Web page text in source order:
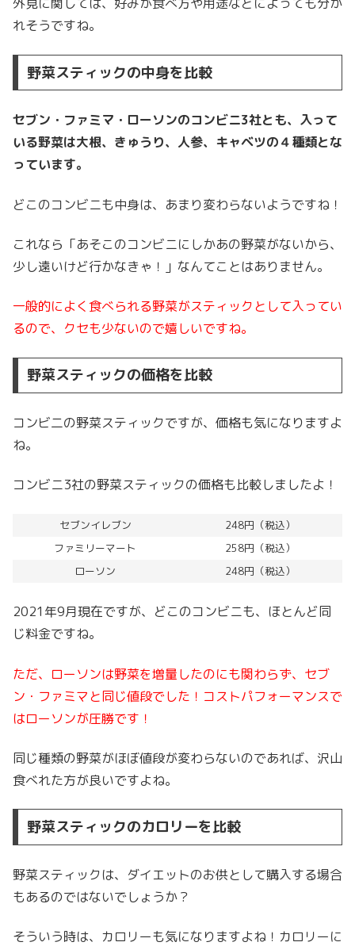
外見に関しては、好みが食べ方や用途などによっても分か
れそうですね。
野菜スティックの中身を比較
セブン・ファミマ・ローソンのコンビニ3社とも、入って
いる野菜は大根、きゅうり、人参、キャベツの４種類とな
っています。
どこのコンビニも中身は、あまり変わらないようですね！
これなら「あそこのコンビニにしかあの野菜がないから、
少し遠いけど行かなきゃ！」なんてことはありません。
一般的によく食べられる野菜がスティックとして入ってい
るので、クセも少ないので嬉しいですね。
野菜スティックの価格を比較
コンビ二の野菜スティックですが、価格も気になりますよ
ね。
コンビニ3社の野菜スティックの価格も比較しましたよ！
セブンイレブン
248円（税込）
ファミリーマート
258円（税込）
ローソン
248円（税込）
2021年9月現在ですが、どこのコンビニも、ほとんど同
じ料金ですね。
ただ、ローソンは野菜を増量したのにも関わらず、セブ
ン・ファミマと同じ値段でした！ コストパフォーマンスで
はローソンが圧勝です！
同じ種類の野菜がほぼ値段が変わらないのであれば、沢山
食べれた方が良いですよね。
野菜スティックのカロリーを比較
野菜スティックは、ダイエットのお供として購入する場合
もあるのではないでしょうか？
そういう時は、カロリーも気になりますよね！カロリーに